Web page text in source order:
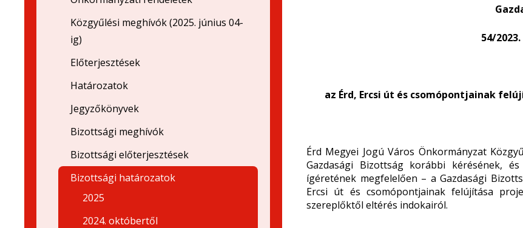
54/
az Érd, Ercsi út és csomópontjainak
Érd Megyei Jogú Város Önkormányzat
Gazdasági Bizottság korábbi kérésének,
ígéretének megfelelően – a Gazdasági
Ercsi út és csomópontjainak felújítása
szereplőktől eltérés indokairól.
Közgyűlési meghívók (2025. június 04-
ig)
Előterjesztések
Határozatok
Jegyzőkönyvek
Bizottsági meghívók
Bizottsági előterjesztések
Bizottsági határozatok
2025
2024. októbertől